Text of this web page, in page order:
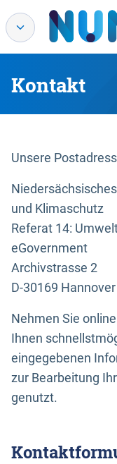
Kontakt
Unsere
und Klimaschutz
Referat 14:
eGovernment
Archivstrasse 2
D-30169 Hannover
Nehmen Sie
Ihnen
eingegebenen
zur Bearbeitung
genutzt.